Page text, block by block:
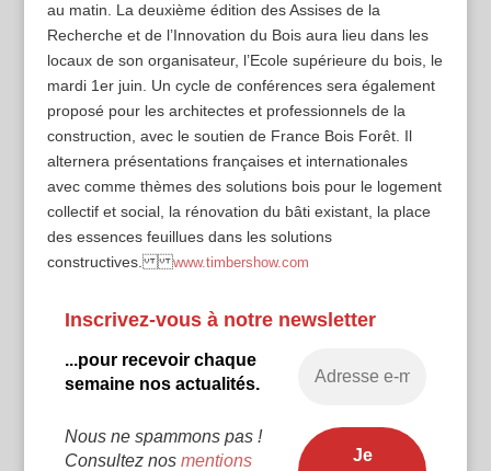
au matin. La deuxième édition des Assises de la
Recherche et de l’Innovation du Bois aura lieu dans les
locaux de son organisateur, l’Ecole supérieure du bois, le
mardi 1er juin. Un cycle de conférences sera également
proposé pour les architectes et professionnels de la
construction, avec le soutien de France Bois Forêt. Il
alternera présentations françaises et internationales
avec comme thèmes des solutions bois pour le logement
collectif et social, la rénovation du bâti existant, la place
des essences feuillues dans les solutions
constructives.www.timbershow.com
Inscrivez-vous à notre newsletter
...pour recevoir chaque
semaine nos actualités.
Nous ne spammons pas !
Consultez nos mentions